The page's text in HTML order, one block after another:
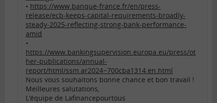
• https://www.banque-france.fr/en/press-
release/ecb-keeps-capital-requirements-broadly-
steady-2025-reflecting-strong-bank-performance-
amid
•
https://www.bankingsupervision.europa.eu/press/ot
her-publications/annual-
report/html/ssm.ar2024~700cba1314.en.html
Nous vous souhaitons bonne chance et bon travail !
Meilleures salutations,
L’équipe de Lafinancepourtous